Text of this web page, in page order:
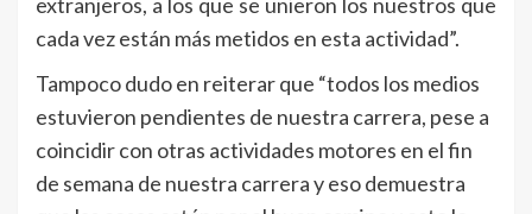
extranjeros, a los que se unieron los nuestros que
cada vez están más metidos en esta actividad”.
Tampoco dudo en reiterar que “todos los medios
estuvieron pendientes de nuestra carrera, pese a
coincidir con otras actividades motores en el fin
de semana de nuestra carrera y eso demuestra